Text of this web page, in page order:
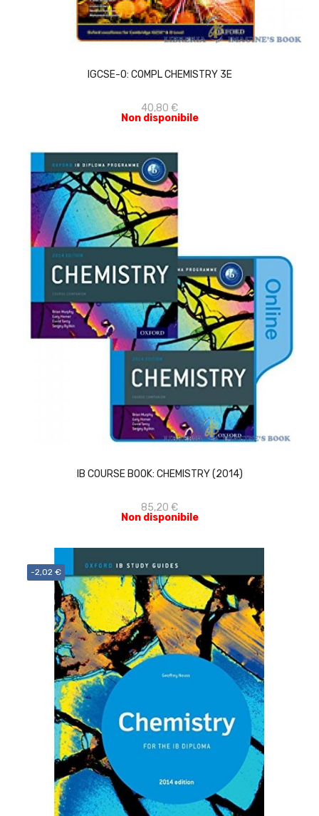
IGCSE-O: COMPL CHEMISTRY 3E
40,80 €
Non disponibile
ACQUISTA
IB COURSE BOOK: CHEMISTRY (2014)
85,20 €
Non disponibile
ACQUISTA
-2,02 €